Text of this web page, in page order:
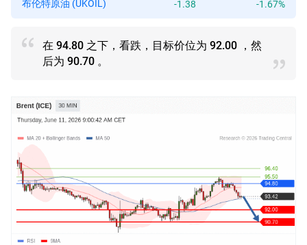
布伦特原油 (UKOIL) -1.38 -1.67%
在 94.80 之下，看跌，目标价位为 92.00 ，然
后为 90.70 。